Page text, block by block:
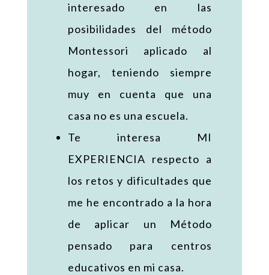
interesado en las
posibilidades del método
Montessori aplicado al
hogar, teniendo siempre
muy en cuenta que una
casa no es una escuela.
Te interesa MI
EXPERIENCIA respecto a
los retos y dificultades que
me he encontrado a la hora
de aplicar un Método
pensado para centros
educativos en mi casa.